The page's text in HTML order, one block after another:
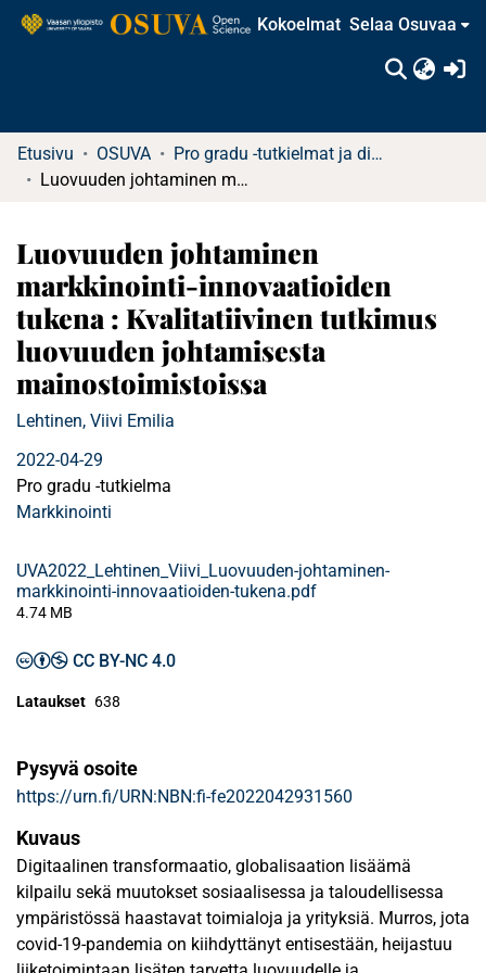
Kokoelmat Selaa Osuvaa
Etusivu OSUVA
Pro gradu -tutkielmat ja diplomityöt
Luovuuden johtaminen markkinointi-innovaatioiden tukena : Kvalitatiivinen tutkimus luovuuden johtamisesta mainostoimistoissa
Luovuuden johtaminen
markkinointi-innovaatioiden
tukena : Kvalitatiivinen tutkimus
luovuuden johtamisesta
mainostoimistoissa
Lehtinen, Viivi Emilia
2022-04-29
Pro gradu -tutkielma
Markkinointi
UVA2022_Lehtinen_Viivi_Luovuuden-johtaminen-
markkinointi-innovaatioiden-tukena.pdf
4.74 MB
CC BY-NC 4.0
Lataukset 638
Pysyvä osoite
https://urn.fi/URN:NBN:fi-fe2022042931560
Kuvaus
Digitaalinen transformaatio, globalisaation lisäämä
kilpailu sekä muutokset sosiaalisessa ja taloudellisessa
ympäristössä haastavat toimialoja ja yrityksiä. Murros, jota
covid-19-pandemia on kiihdyttänyt entisestään, heijastuu